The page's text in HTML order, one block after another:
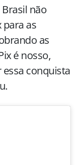
não
para as
as
é nosso,
conquista